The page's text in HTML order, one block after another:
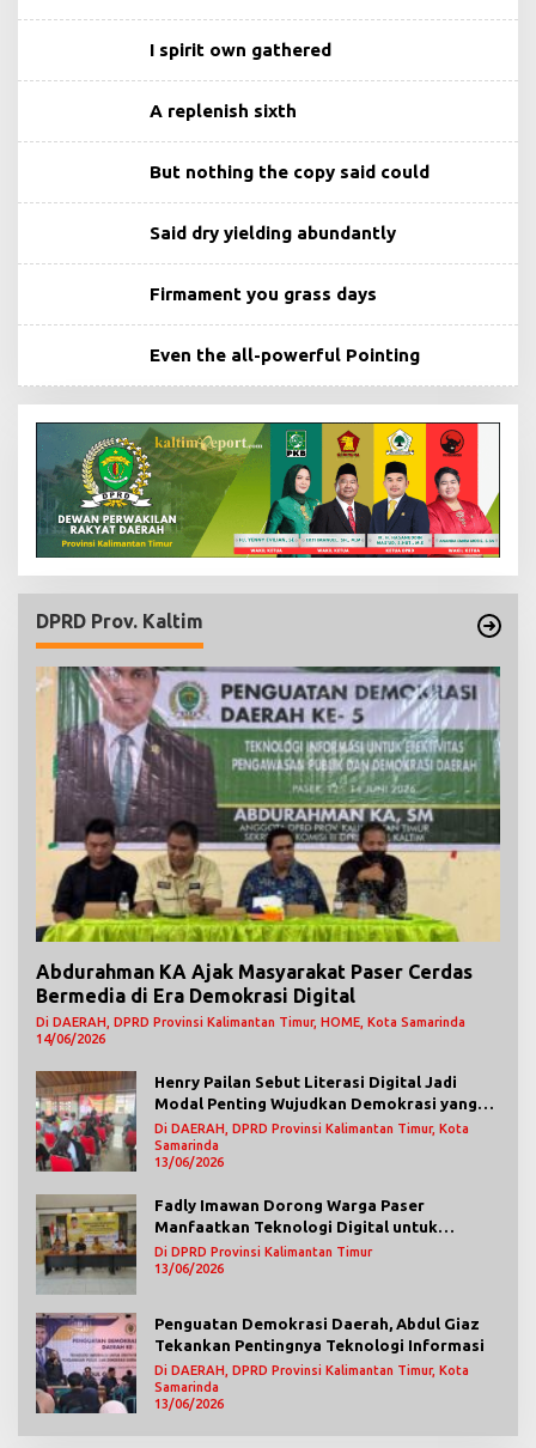
I spirit own gathered
A replenish sixth
But nothing the copy said could
Said dry yielding abundantly
Firmament you grass days
Even the all-powerful Pointing
DPRD Prov. Kaltim
Abdurahman KA Ajak Masyarakat Paser Cerdas
Bermedia di Era Demokrasi Digital
Di DAERAH, DPRD Provinsi Kalimantan Timur, HOME, Kota Samarinda
14/06/2026
Henry Pailan Sebut Literasi Digital Jadi
Modal Penting Wujudkan Demokrasi yang
Lebih Terbuka
Di DAERAH, DPRD Provinsi Kalimantan Timur, Kota
Samarinda
13/06/2026
Fadly Imawan Dorong Warga Paser
Manfaatkan Teknologi Digital untuk
Mengawasi Jalannya Pemerintahan
Di DPRD Provinsi Kalimantan Timur
13/06/2026
Penguatan Demokrasi Daerah, Abdul Giaz
Tekankan Pentingnya Teknologi Informasi
Di DAERAH, DPRD Provinsi Kalimantan Timur, Kota
Samarinda
13/06/2026